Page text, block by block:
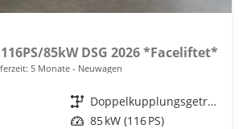
85kW DSG 2026 *Faceliftet*
5 Monate Neuwagen
Getriebe
Doppelkupplungsgetriebe (DSG)
Leistung 85 kW (116 PS)